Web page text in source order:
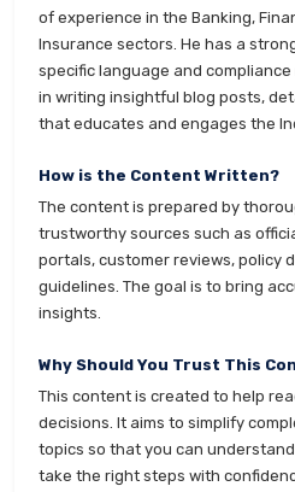
of experience in the Banking,
Insurance sectors. He has a
specific language and
in writing insightful blog posts,
that educates and engages the
How is the Content Written?
The content is prepared by
trustworthy sources such as
portals, customer reviews, policy
guidelines. The goal is to bring
insights.
Why Should You Trust This
This content is created to help
decisions. It aims to simplify
topics so that you can
take the right steps with